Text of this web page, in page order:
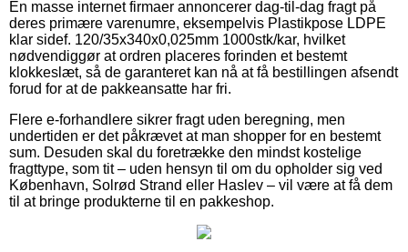
En masse internet firmaer annoncerer dag-til-dag fragt på
deres primære varenumre, eksempelvis Plastikpose LDPE
klar sidef. 120/35x340x0,025mm 1000stk/kar, hvilket
nødvendiggør at ordren placeres forinden et bestemt
klokkeslæt, så de garanteret kan nå at få bestillingen afsendt
forud for at de pakkeansatte har fri.
Flere e-forhandlere sikrer fragt uden beregning, men
undertiden er det påkrævet at man shopper for en bestemt
sum. Desuden skal du foretrække den mindst kostelige
fragttype, som tit – uden hensyn til om du opholder sig ved
København, Solrød Strand eller Haslev – vil være at få dem
til at bringe produkterne til en pakkeshop.